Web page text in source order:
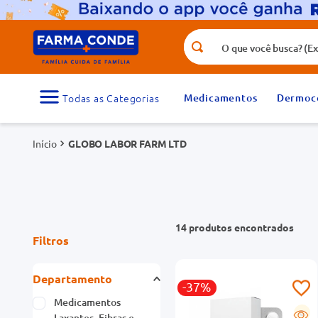
O que você busca? (Ex.: vitamina,
Medicamentos
GLOBO LABOR FARM LTD
Filtros
Departamento
Medicamentos
14 produtos
-37%
G
Termos mais buscados
1
medicamento
5º dipirona